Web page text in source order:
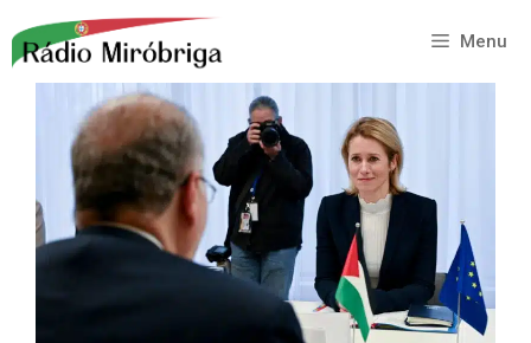
para
Menu